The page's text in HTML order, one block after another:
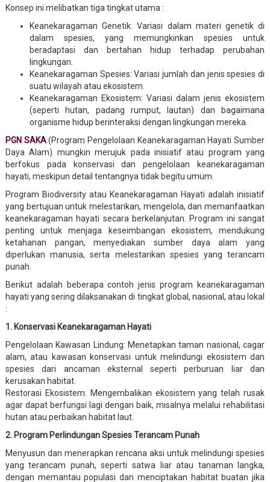
Konsep ini melibatkan tiga tingkat utama :
Keanekaragaman Genetik: Variasi dalam materi genetik di
dalam spesies, yang memungkinkan spesies untuk
beradaptasi dan bertahan hidup terhadap perubahan
lingkungan.
Keanekaragaman Spesies: Variasi jumlah dan jenis spesies di
suatu wilayah atau ekosistem.
Keanekaragaman Ekosistem: Variasi dalam jenis ekosistem
(seperti hutan, padang rumput, lautan) dan bagaimana
organisme hidup berinteraksi dengan lingkungan mereka.
PGN SAKA(Program Pengelolaan Keanekaragaman Hayati Sumber
Daya Alam) mungkin merujuk pada inisiatif atau program yang
berfokus pada konservasi dan pengelolaan keanekaragaman
hayati, meskipun detail tentangnya tidak begitu umum.
Program Biodiversity atau Keanekaragaman Hayati adalah inisiatif
yang bertujuan untuk melestarikan, mengelola, dan memanfaatkan
keanekaragaman hayati secara berkelanjutan. Program ini sangat
penting untuk menjaga keseimbangan ekosistem, mendukung
ketahanan pangan, menyediakan sumber daya alam yang
diperlukan manusia, serta melestarikan spesies yang terancam
punah.
Berikut adalah beberapa contoh jenis program keanekaragaman
hayati yang sering dilaksanakan di tingkat global, nasional, atau lokal
:
1. Konservasi Keanekaragaman Hayati
Pengelolaan Kawasan Lindung: Menetapkan taman nasional, cagar
alam, atau kawasan konservasi untuk melindungi ekosistem dan
spesies dari ancaman eksternal seperti perburuan liar dan
kerusakan habitat.
Restorasi Ekosistem: Mengembalikan ekosistem yang telah rusak
agar dapat berfungsi lagi dengan baik, misalnya melalui rehabilitasi
hutan atau perbaikan habitat laut.
2. Program Perlindungan Spesies Terancam Punah
Menyusun dan menerapkan rencana aksi untuk melindungi spesies
yang terancam punah, seperti satwa liar atau tanaman langka,
dengan memantau populasi dan menciptakan habitat buatan jika